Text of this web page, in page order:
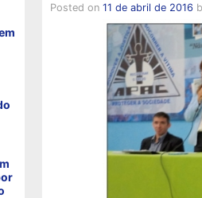
Posted on 11 de abril de 2016